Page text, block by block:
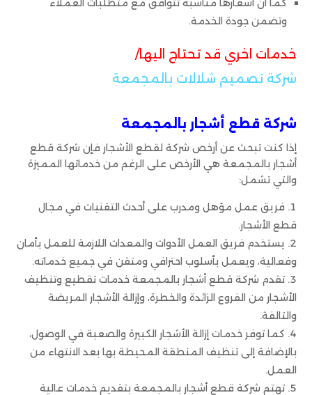
وتضمن جودة الخدمة.
خدمات اخري قد تحتاج اليها/
شركة تصميم شلالات بالمجمعة
شركة قطع أشجار بالمجمعة
إذا كنت تبحث عن أرخص شركة لقطع الأشجار فإن شركة قطع
أشجار بالمجمعة هي الأرخص على الرغم من خدماتها المميزة
والتي تشمل:
فريق عمل مؤهل ومدرب على أحدث التقنيات في مجال
قطع الأشجار.
يستخدم فريق العمل الأدوات والمعدات اللازمة للعمل بأمان
وفعالية، ويعمل بأسلوب احترافي ومتقن في جميع خدماته.
تقدم شركة قطع أشجار بالمجمعة خدمات تقطيع وتنظيف
الأشجار من الفروع الزائدة والخطرة، وإزالة الأشجار المريضة
والتالفة.
كما توفر خدمات إزالة الأشجار الكبيرة والصعبة في الوصول،
بالإضافة إلى تنظيف المنطقة المحيطة بها بعد الانتهاء من
العمل.
تهتم شركة قطع أشجار بالمجمعة بتقديم خدمات عالية